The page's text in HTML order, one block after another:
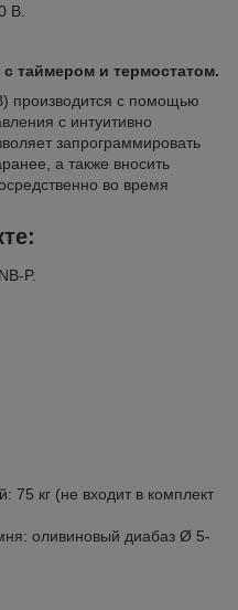
В.
таймером и термостатом.
производится с помощью
с интуитивно
запрограммировать
а также вносить
во время
P.
75 кг (не входит в комплект
оливиновый диабаз Ø 5-